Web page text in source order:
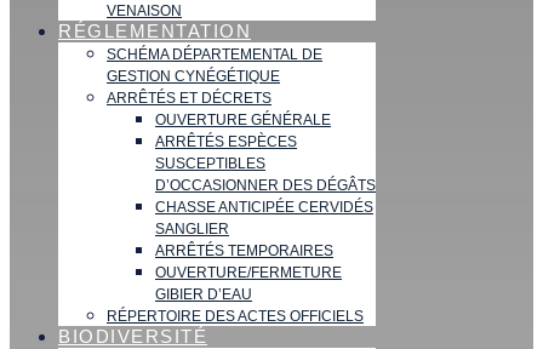
VENAISON
RÉGLEMENTATION
SCHÉMA DÉPARTEMENTAL DE
GESTION CYNÉGÉTIQUE
ARRÊTÉS ET DÉCRETS
OUVERTURE GÉNÉRALE
ARRÊTÉS ESPÈCES
SUSCEPTIBLES
D’OCCASIONNER DES DÉGÂTS
CHASSE ANTICIPÉE CERVIDÉS
SANGLIER
ARRÊTÉS TEMPORAIRES
OUVERTURE/FERMETURE
GIBIER D’EAU
RÉPERTOIRE DES ACTES OFFICIELS
BIODIVERSITÉ